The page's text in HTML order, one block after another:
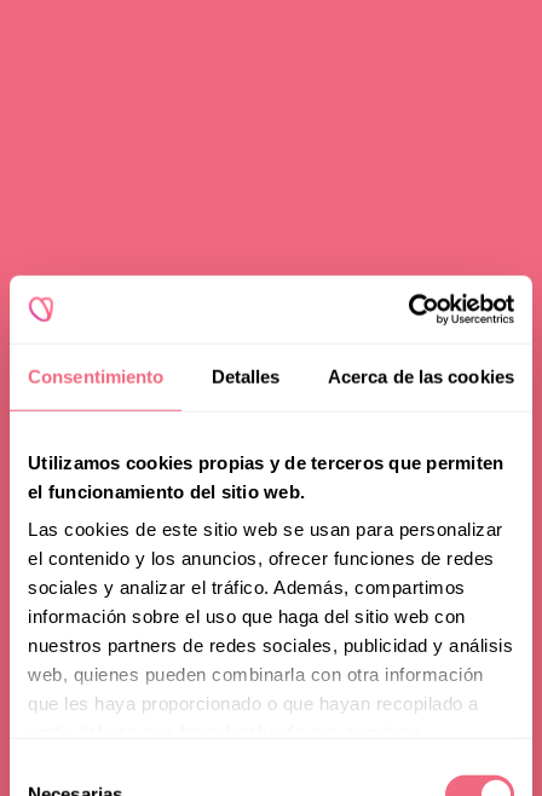
Consentimiento Detalles Acerca de las cookies
Utilizamos cookies propias y de terceros que permiten
el funcionamiento del sitio web.
Las cookies de este sitio web se usan para personalizar
el contenido y los anuncios, ofrecer funciones de redes
sociales y analizar el tráfico. Además, compartimos
información sobre el uso que haga del sitio web con
nuestros partners de redes sociales, publicidad y análisis
web, quienes pueden combinarla con otra información
que les haya proporcionado o que hayan recopilado a
Advice
How to Look More